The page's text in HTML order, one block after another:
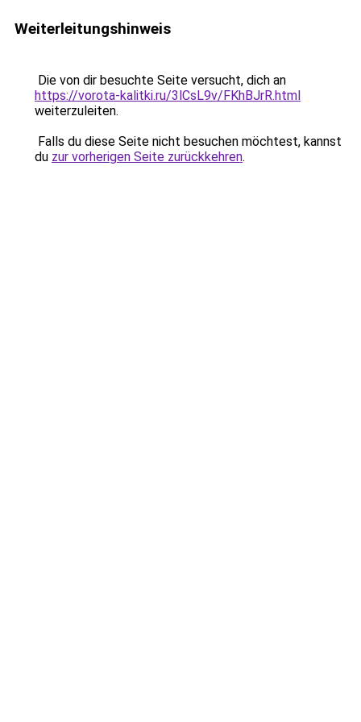
Weiterleitungshinweis
Die von dir besuchte Seite versucht, dich an
https://vorota-kalitki.ru/3lCsL9v/FKhBJrR.html
weiterzuleiten.
Falls du diese Seite nicht besuchen möchtest, kannst
du zur vorherigen Seite zurückkehren.